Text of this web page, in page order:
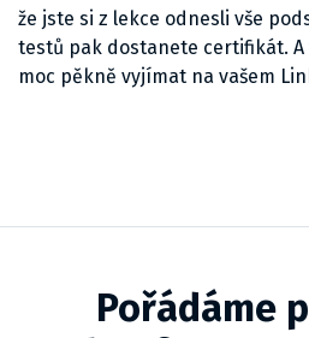
že jste si z lekce odnesli vše
testů pak dostanete certifikát. A
moc pěkně vyjímat na vašem
Pořádáme